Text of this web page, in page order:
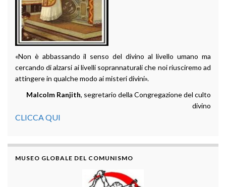
«Non è abbassando il senso del divino al livello umano ma
cercando di alzarsi ai livelli soprannaturali che noi riusciremo ad
attingere in qualche modo ai misteri divini».
Malcolm Ranjith, segretario della Congregazione del culto
divino
CLICCA QUI
MUSEO GLOBALE DEL COMUNISMO